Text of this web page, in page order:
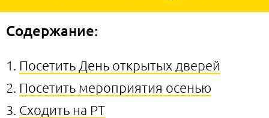
Содержание:
Посетить День открытых дверей
Посетить мероприятия осенью
Сходить на РТ